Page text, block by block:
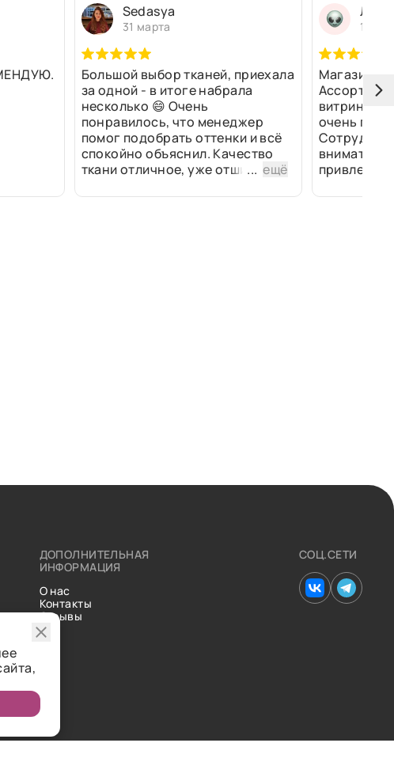
Sedasya
31 марта
Большой выбор тканей, приехала
за одной - в итоге набрала
несколько 😄 Очень
понравилось, что менеджер
помог подобрать оттенки и всё
спокойно объяснил. Качество
ткани отличное, уже отшили...ещё
13
Магазин
витринах
очень
привлек
рулоны
ДОПОЛНИТЕЛЬНАЯ
ИНФОРМАЦИЯ
О нас
Контакты
Отзывы
СОЦ.СЕТИ